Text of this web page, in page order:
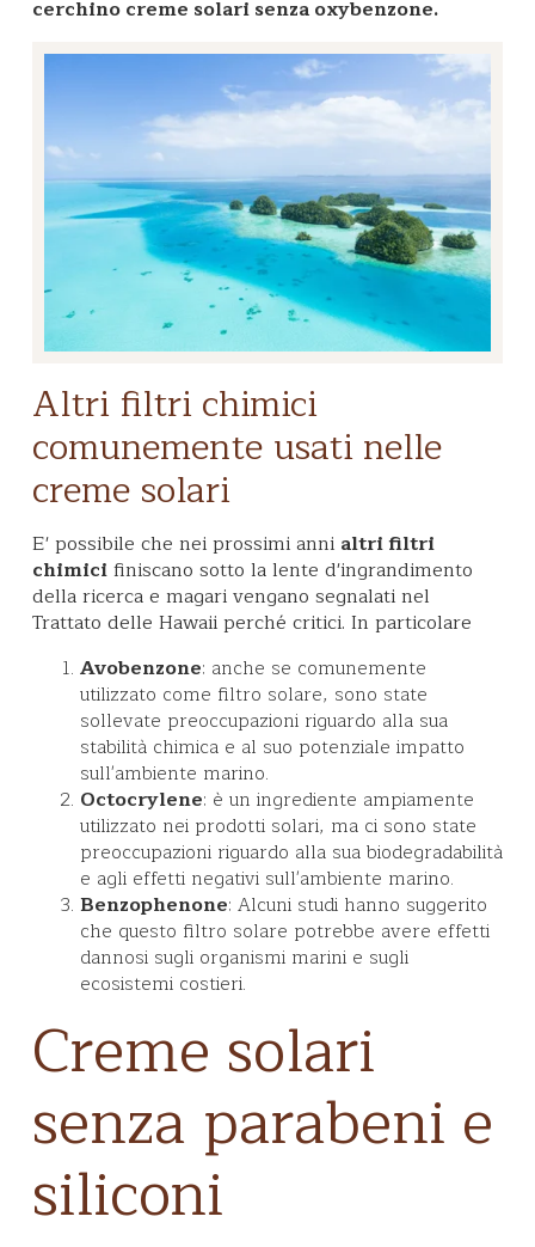
cerchino creme solari senza oxybenzone.
Altri filtri chimici
comunemente usati nelle
creme solari
E' possibile che nei prossimi anni altri filtri
chimicifiniscano sotto la lente d'ingrandimento
della ricerca e magari vengano segnalati nel
Trattato delle Hawaii perché critici. In particolare
Avobenzone: anche se comunemente
utilizzato come filtro solare, sono state
sollevate preoccupazioni riguardo alla sua
stabilità chimica e al suo potenziale impatto
sull'ambiente marino.
Octocrylene: è un ingrediente ampiamente
utilizzato nei prodotti solari, ma ci sono state
preoccupazioni riguardo alla sua biodegradabilità
e agli effetti negativi sull'ambiente marino.
Benzophenone: Alcuni studi hanno suggerito
che questo filtro solare potrebbe avere effetti
dannosi sugli organismi marini e sugli
ecosistemi costieri.
Creme solari
senza parabeni e
siliconi